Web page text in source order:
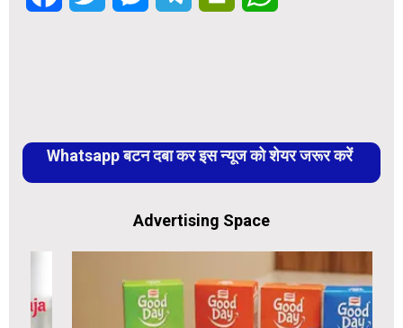
Whatsapp बटन दबा कर इस न्यूज को शेयर जरूर करें
Advertising Space